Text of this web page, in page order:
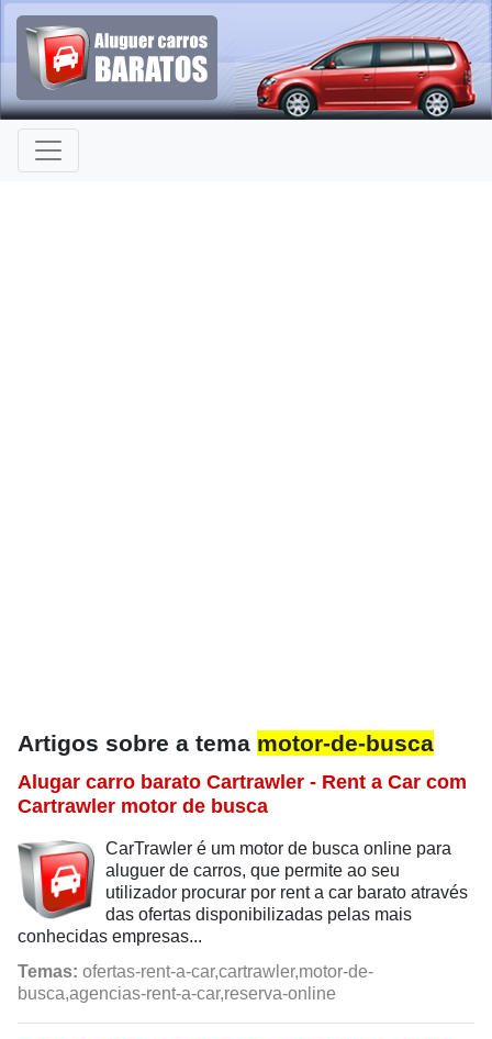
Artigos sobre a tema motor-de-busca
Alugar carro barato Cartrawler - Rent a Car com
Cartrawler motor de busca
CarTrawler é um motor de busca online para
aluguer de carros, que permite ao seu
utilizador procurar por rent a car barato através
das ofertas disponibilizadas pelas mais
conhecidas empresas...
Temas: ofertas-rent-a-car,cartrawler,motor-de-
busca,agencias-rent-a-car,reserva-online